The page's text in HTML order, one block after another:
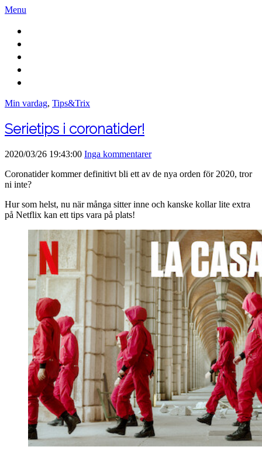
Menu
Min vardag, Tips&Trix
Serietips i coronatider!
2020/03/26 19:43:00 Inga kommentarer
Coronatider kommer definitivt bli ett av de nya orden för 2020, tror
ni inte?
Hur som helst, nu när många sitter inne och kanske kollar lite extra
på Netflix kan ett tips vara på plats!